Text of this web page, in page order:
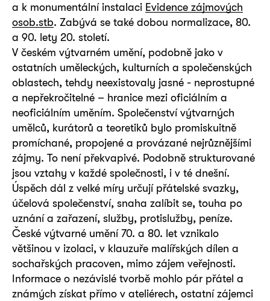
a k monumentální instalaci Evidence zájmových
osob.stb. Zabývá se také dobou normalizace, 80.
a 90. lety 20. století.
V českém výtvarném umění, podobně jako v
ostatních uměleckých, kulturních a společenských
oblastech, tehdy neexistovaly jasné - neprostupné
a nepřekročitelné – hranice mezi oficiálním a
neoficiálním uměním. Společenství výtvarných
umělců, kurátorů a teoretiků bylo promiskuitně
promíchané, propojené a provázané nejrůznějšími
zájmy. To není překvapivé. Podobně strukturované
jsou vztahy v každé společnosti, i v té dnešní.
Úspěch dál z velké míry určují přátelské svazky,
účelová společenství, snaha zalíbit se, touha po
uznání a zařazení, služby, protislužby, peníze.
České výtvarné umění 70. a 80. let vznikalo
většinou v izolaci, v klauzuře malířských dílen a
sochařských pracoven, mimo zájem veřejnosti.
Informace o nezávislé tvorbě mohlo pár přátel a
známých získat přímo v ateliérech, ostatní zájemci